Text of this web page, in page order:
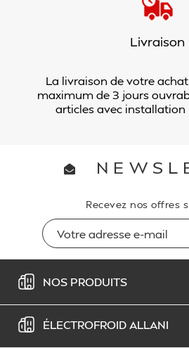
Livraison
La livraison de votre
maximum de 3 jours
articles avec installation
Recevez nos offres
NOS PRODUITS
ÉLECTROFROID ALLANI